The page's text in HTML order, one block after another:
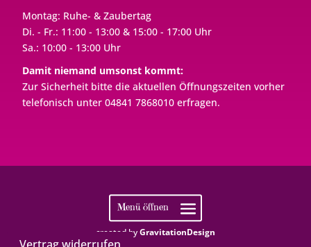
Montag: Ruhe- & Zaubertag
Di. - Fr.: 11:00 - 13:00 & 15:00 - 17:00 Uhr
Sa.: 10:00 - 13:00 Uhr
Damit niemand umsonst kommt:
Zur Sicherheit bitte die aktuellen Öffnungszeiten vorher
telefonisch unter 04841 7868010 erfragen.
created byGravitationDesign